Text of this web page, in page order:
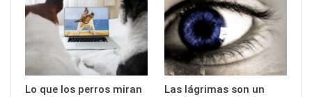
Lo que los perros miran
Las lágrimas son un